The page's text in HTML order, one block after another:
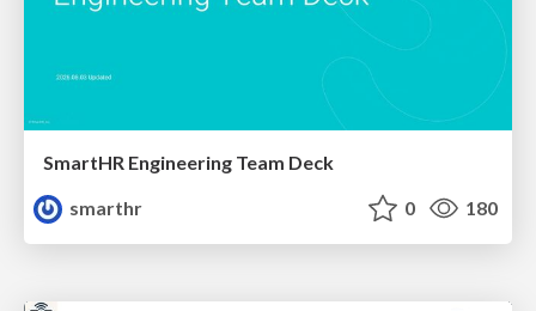
SmartHR Engineering Team Deck
smarthr
0 180